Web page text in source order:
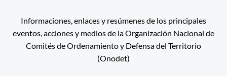
Informaciones, enlaces y resúmenes de los principales
eventos, acciones y medios de la Organización Nacional de
Comités de Ordenamiento y Defensa del Territorio
(Onodet)